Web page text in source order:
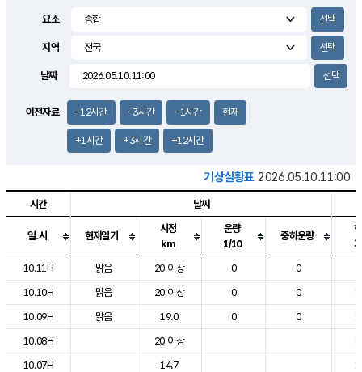
2.8m/s
요소
지역
날짜
이전자료 -12시간 -3시간 -1시간 현재
+1시간 +3시간 +12시간
기상실황표 2026.05.10.11:00
도시별 기상실황표로 지점, 날씨, 기온, 강수, 바람, 기압등을 안내한 표입
시간 날씨
일.시 현재일기
시정
km
운량
1/10
중하운량
10.11H
맑음 20 이상 0 0
10.10H
맑음 20 이상 0 0
10.09H
맑음 19.0 0 0
10.08H
20 이상
10.07H
14.7